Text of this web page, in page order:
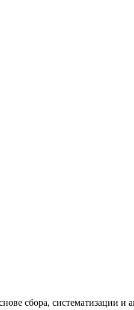
сбора, систематизации и